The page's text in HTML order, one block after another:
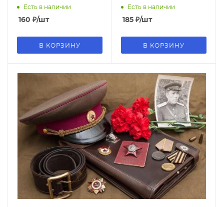
Есть в наличии
160 ₽/шт
В КОРЗИНУ
Есть в наличии
185 ₽/шт
В КОРЗИНУ